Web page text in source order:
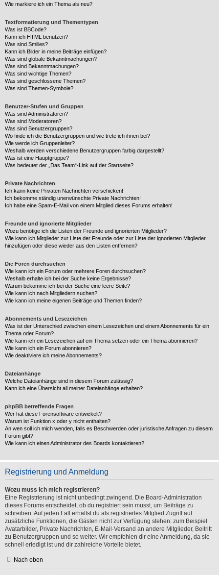
Wie markiere ich ein Thema als neu?
Textformatierung und Thementypen
Was ist BBCode?
Kann ich HTML benutzen?
Was sind Smilies?
Kann ich Bilder in meine Beiträge einfügen?
Was sind globale Bekanntmachungen?
Was sind Bekanntmachungen?
Was sind wichtige Themen?
Was sind geschlossene Themen?
Was sind Themen-Symbole?
Benutzer-Stufen und Gruppen
Was sind Administratoren?
Was sind Moderatoren?
Was sind Benutzergruppen?
Wo finde ich die Benutzergruppen und wie trete ich ihnen bei?
Wie werde ich Gruppenleiter?
Weshalb werden verschiedene Benutzergruppen farbig dargestellt?
Was ist eine Hauptgruppe?
Was bedeutet der „Das Team“-Link auf der Startseite?
Private Nachrichten
Ich kann keine Privaten Nachrichten verschicken!
Ich bekomme ständig unerwünschte Private Nachrichten!
Ich habe eine Spam-E-Mail von einem Mitglied dieses Forums erhalten!
Freunde und ignorierte Mitglieder
Wozu benötige ich die Listen der Freunde und ignorierten Mitglieder?
Wie kann ich Mitglieder zur Liste der Freunde oder zur Liste der ignorierten Mitglieder
hinzufügen oder diese wieder aus den Listen entfernen?
Die Foren durchsuchen
Wie kann ich ein Forum oder mehrere Foren durchsuchen?
Weshalb erhalte ich bei der Suche keine Ergebnisse?
Warum bekomme ich bei der Suche eine leere Seite?
Wie kann ich nach Mitgliedern suchen?
Wie kann ich meine eigenen Beiträge und Themen finden?
Abonnements und Lesezeichen
Was ist der Unterschied zwischen einem Lesezeichen und einem Abonnements für ein
Thema oder Forum?
Wie kann ich ein Lesezeichen auf ein Thema setzen oder ein Thema abonnieren?
Wie kann ich ein Forum abonnieren?
Wie deaktiviere ich meine Abonnements?
Dateianhänge
Welche Dateianhänge sind in diesem Forum zulässig?
Kann ich eine Übersicht all meiner Dateianhänge erhalten?
phpBB betreffende Fragen
Wer hat diese Forensoftware entwickelt?
Warum ist Funktion x oder y nicht enthalten?
An wen soll ich mich wenden, falls es Beschwerden oder juristische Anfragen zu diesem
Forum gibt?
Wie kann ich einen Administrator des Boards kontaktieren?
Registrierung und Anmeldung
Wozu muss ich mich registrieren?
Eine Registrierung ist nicht unbedingt zwingend. Die Board-Administration
dieses Forums entscheidet, ob du registriert sein musst, um Beiträge zu
schreiben. Auf jeden Fall erhältst du als registriertes Mitglied Zugriff auf
zusätzliche Funktionen, die Gästen nicht zur Verfügung stehen: zum Beispiel
Avatarbilder, Private Nachrichten, E-Mail-Versand an andere Mitglieder, Beitritt
zu Benutzergruppen und so weiter. Wir empfehlen dir eine Anmeldung, da sie
schnell erledigt ist und dir zahlreiche Vorteile bietet.
Nach oben